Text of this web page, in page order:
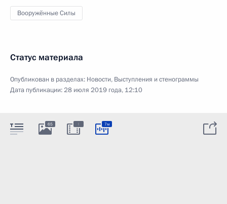
Вооружённые Силы
Статус материала
Опубликован в разделах: Новости, Выступления и стенограммы
Дата публикации:28 июля 2019 года, 12:10
65 : 7м